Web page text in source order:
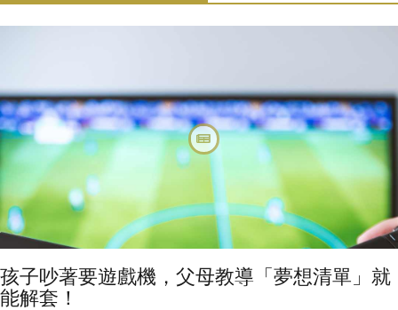
孩子吵著要遊戲機，父母教導「夢想清單」就
能解套！